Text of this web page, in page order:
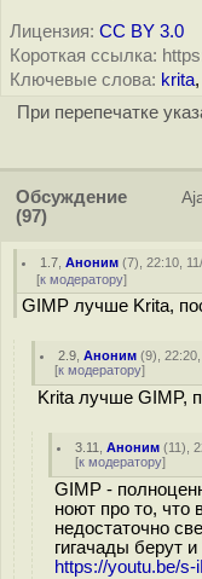
Лицензия: CC BY 3.0
Короткая ссылка:
Ключевые слова: krita,
При перепечатке
Обсуждение
(97)
1.7 ,Аноним (7), 22:10,
[к модератору]
GIMP лучше Krita,
2.9 ,Аноним (9),
[к модератору]
Krita лучше GIMP,
3.11 ,Аноним (11),
[к модератору]
GIMP -
ноют про то, что
недостаточно
гигачады берут
https://youtu.be/